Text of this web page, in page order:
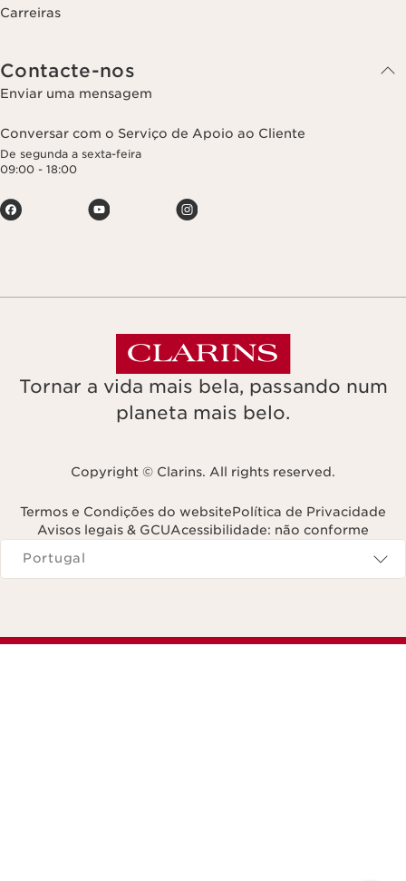
Carreiras
Contacte-nos
Enviar uma mensagem
Conversar com o Serviço de Apoio ao Cliente
De segunda a sexta-feira
09:00 - 18:00
Tornar a vida mais bela, passando num
planeta mais belo.
Copyright © Clarins. All rights reserved.
Termos e Condições do websitePolítica de Privacidade
Avisos legais & GCUAcessibilidade: não conforme
Navega para
Portugal